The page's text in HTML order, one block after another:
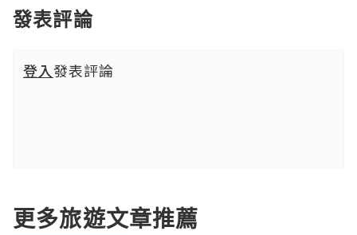
發表評論
登入發表評論
更多旅遊文章推薦